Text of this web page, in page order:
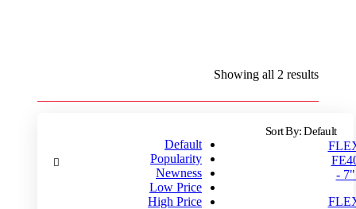
Showing all 2 results
Sort By:Default
Default
Popularity
Newness
Low Price
High Price